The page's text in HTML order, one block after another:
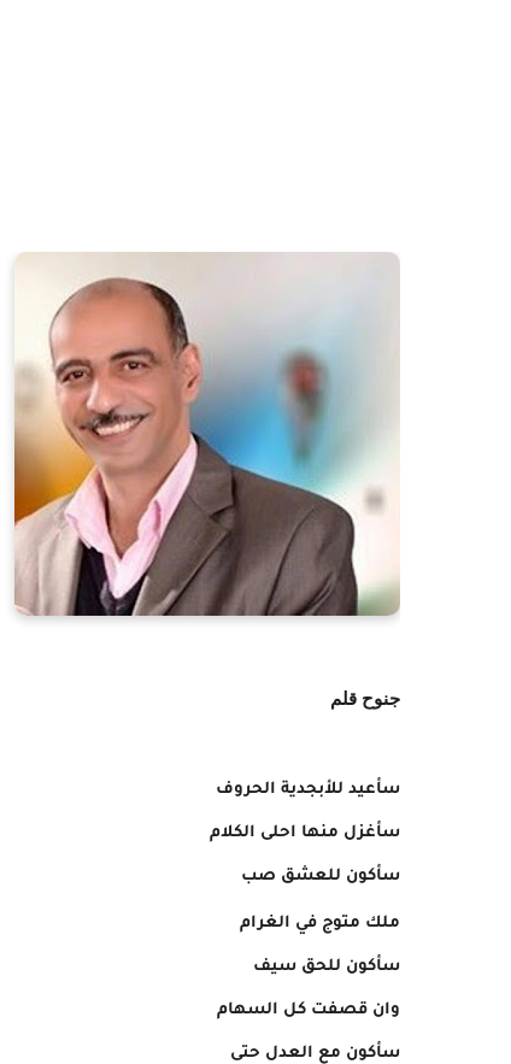
جنوح قلم
سأعيد للأبجدية الحروف
سأغزل منها احلى الكلام
سأكون للعشق صب
ملك متوج في الغرام
سأكون للحق سيف
وان قصفت كل السهام
سأكون مع العدل حتى